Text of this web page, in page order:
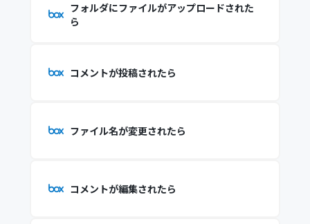
フォルダにファイルがアップロードされた
ら
コメントが投稿されたら
ファイル名が変更されたら
コメントが編集されたら